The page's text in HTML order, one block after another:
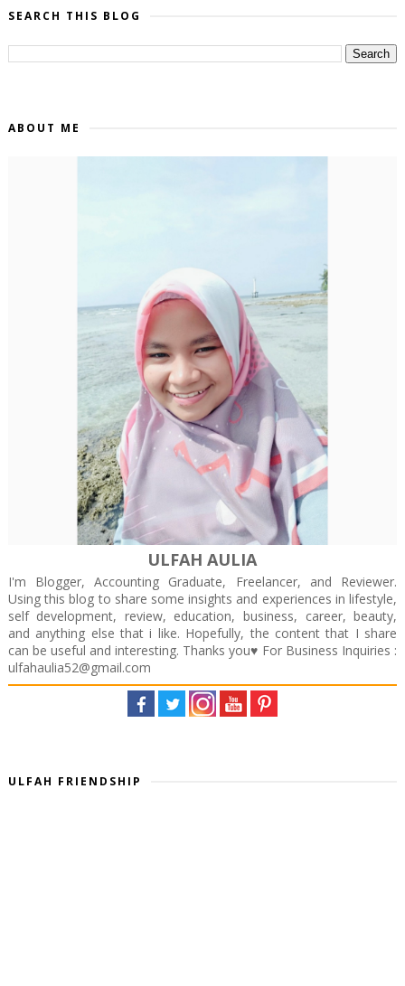
SEARCH THIS BLOG
ABOUT ME
ULFAH AULIA
I'm Blogger, Accounting Graduate, Freelancer, and Reviewer.
Using this blog to share some insights and experiences in lifestyle,
self development, review, education, business, career, beauty,
and anything else that i like. Hopefully, the content that I share
can be useful and interesting. Thanks you♥️ For Business Inquiries :
ulfahaulia52@gmail.com
ULFAH FRIENDSHIP